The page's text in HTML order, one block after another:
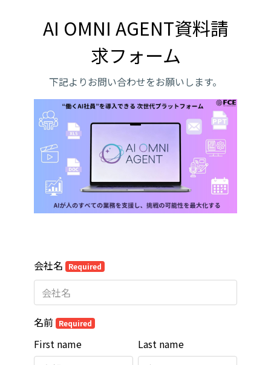
AI OMNI AGENT資料請
求フォーム
下記よりお問い合わせをお願いします。
会社名 Required
名前 Required
Last name
First name